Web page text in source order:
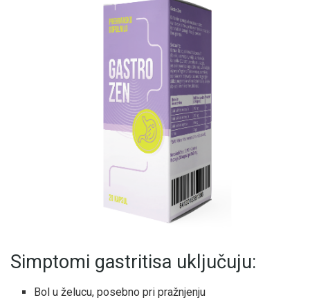
Simptomi gastritisa uključuju:
Bol u želucu, posebno pri pražnjenju